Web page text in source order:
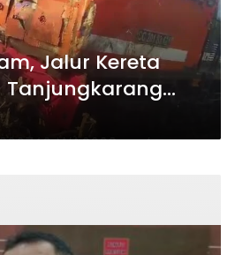
Jalur Kereta
Tanjungkarang